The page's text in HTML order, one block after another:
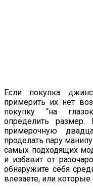
Если покупка
примерить их нет
покупку “на
определить
примерочную
проделать пару
самых подходящих
и избавит от
обнаружите себя
влезаете, или которые